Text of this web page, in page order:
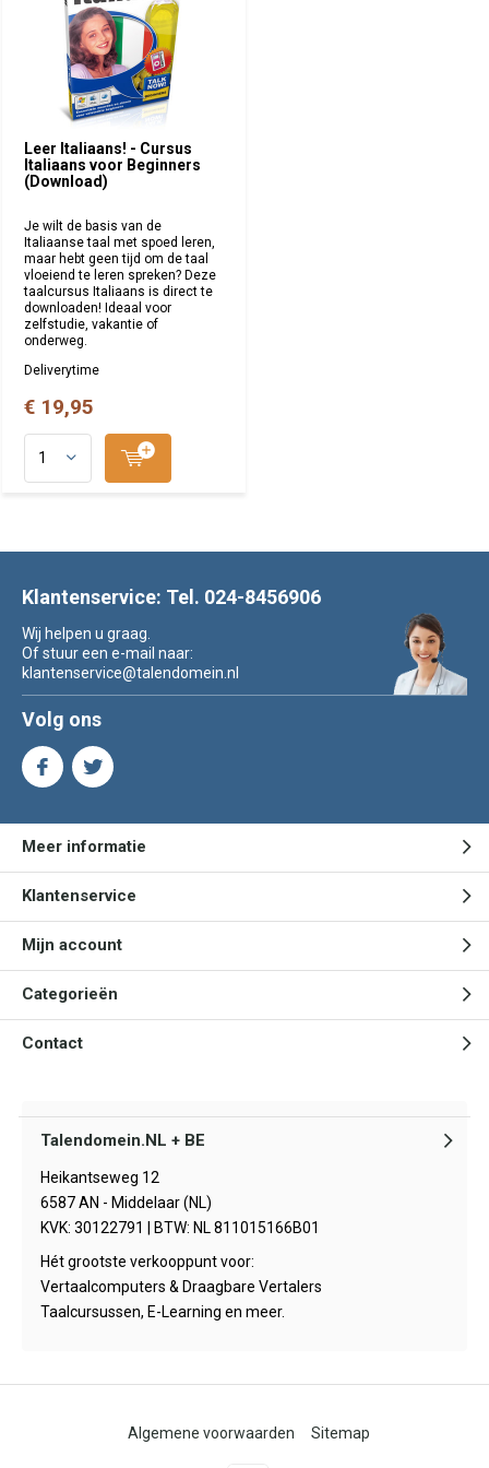
Leer Italiaans! - Cursus
Italiaans voor Beginners
(Download)
Je wilt de basis van de
Italiaanse taal met spoed leren,
maar hebt geen tijd om de taal
vloeiend te leren spreken? Deze
taalcursus Italiaans is direct te
downloaden! Ideaal voor
zelfstudie, vakantie of
onderweg.
Deliverytime
€ 19,95
Klantenservice: Tel. 024-8456906
Wij helpen u graag.
Of stuur een e-mail naar:
klantenservice@talendomein.nl
Volg ons
Meer informatie
Klantenservice
Mijn account
Categorieën
Contact
Talendomein.NL + BE
Heikantseweg 12
6587 AN - Middelaar (NL)
KVK: 30122791 | BTW: NL 811015166B01
Hét grootste verkooppunt voor:
Vertaalcomputers & Draagbare Vertalers
Taalcursussen, E-Learning en meer.
Algemene voorwaarden Sitemap